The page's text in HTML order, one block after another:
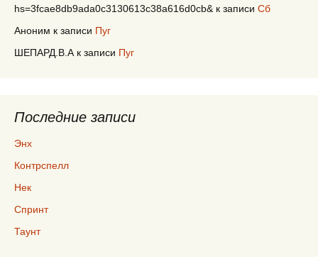
hs=3fcae8db9ada0c3130613c38a616d0cb& к записи Сб
Аноним к записи Пуг
ШЕПАРД.В.А к записи Пуг
Последние записи
Энх
Контрспелл
Нек
Спринт
Таунт